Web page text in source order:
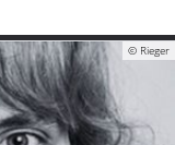
© Rieger